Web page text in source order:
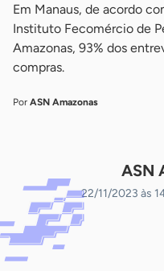
Em Manaus, de acordo
Instituto Fecomércio de
Amazonas, 93% dos
compras.
Por ASN Amazonas
ASN
22/11/2023 às